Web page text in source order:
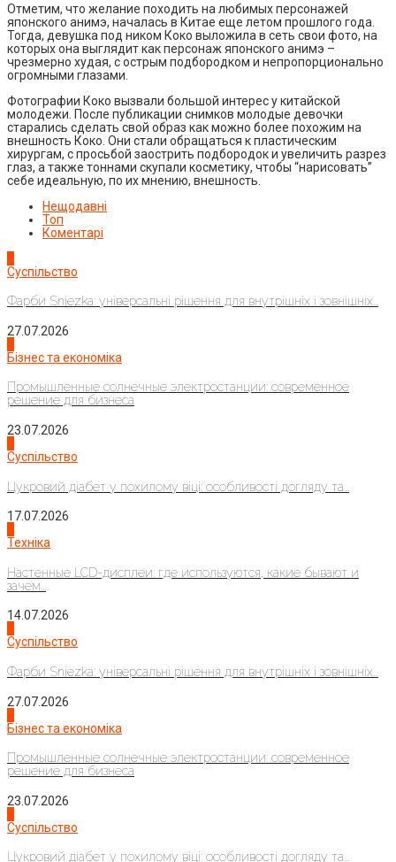
Отметим, что желание походить на любимых персонажей
японского анимэ, началась в Китае еще летом прошлого года.
Тогда, девушка под ником Коко выложила в сеть свои фото, на
которых она выглядит как персонаж японского анимэ –
чрезмерно худая, с острым подбородком и непропорционально
огромными глазами.
Фотографии Коко вызвали большой интерес у китайской
молодежи. После публикации снимков молодые девочки
старались сделать свой образ как можно более похожим на
внешность Коко. Они стали обращаться к пластическим
хирургам, с просьбой заострить подбородок и увеличить разрез
глаз, а также тоннами скупали косметику, чтобы “нарисовать”
себе идеальную, по их мнению, внешность.
Нещодавні
Топ
Коментарі
Суспільство
Фарби Sniezka: універсальні рішення для внутрішніх і зовнішніх...
27.07.2026
Бізнес та економіка
Промышленные солнечные электростанции: современное
решение для бизнеса
23.07.2026
Суспільство
Цукровий діабет у похилому віці: особливості догляду та...
17.07.2026
Техніка
Настенные LCD-дисплеи: где используются, какие бывают и
зачем...
14.07.2026
Суспільство
Фарби Sniezka: універсальні рішення для внутрішніх і зовнішніх...
27.07.2026
Бізнес та економіка
Промышленные солнечные электростанции: современное
решение для бизнеса
23.07.2026
Суспільство
Цукровий діабет у похилому віці: особливості догляду та...